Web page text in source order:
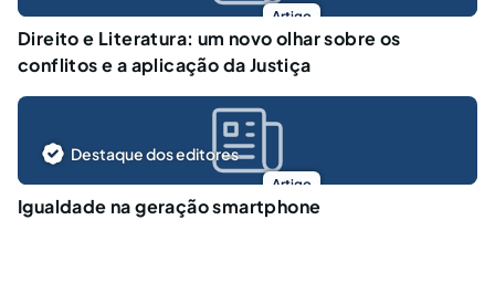
Artigo
Direito e Literatura: um novo olhar sobre os
conflitos e a aplicação da Justiça
Artigo
Destaque dos editores
Igualdade na geração smartphone